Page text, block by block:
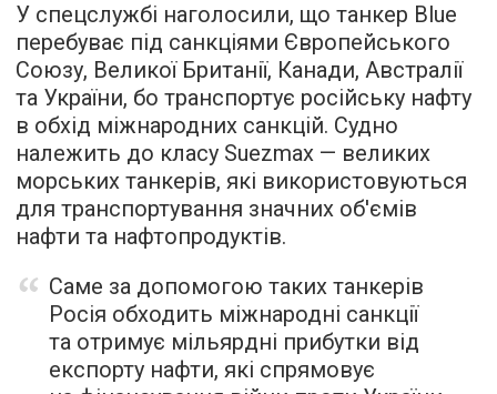
У спецслужбі наголосили, що танкер Blue
перебуває під санкціями Європейського
Союзу, Великої Британії, Канади, Австралії
та України, бо транспортує російську нафту
в обхід міжнародних санкцій. Судно
належить до класу Suezmax — великих
морських танкерів, які використовуються
для транспортування значних об'ємів
нафти та нафтопродуктів.
Саме за допомогою таких танкерів
Росія обходить міжнародні санкції
та отримує мільярдні прибутки від
експорту нафти, які спрямовує